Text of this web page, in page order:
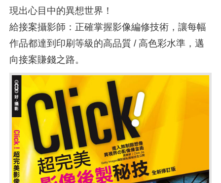
現出心目中的異想世界！
給接案攝影師：正確掌握影像編修技術，讓每幅
作品都達到印刷等級的高品質 / 高色彩水準，邁
向接案賺錢之路。